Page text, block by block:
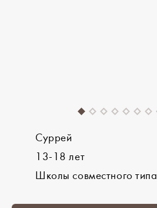
Суррей
13-18 лет
Школы совместного типа